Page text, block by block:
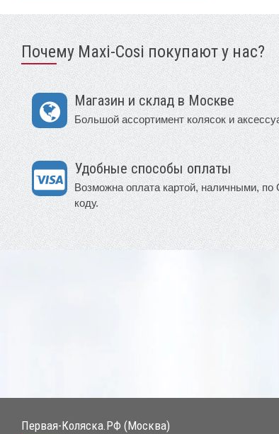
Почему Maxi-Cosi покупают у нас?
Магазин и склад в Москве
Большой ассортимент колясок и
Удобные способы оплаты
Возможна оплата картой, наличными, по
коду.
Первая-Коляска.РФ (Москва)